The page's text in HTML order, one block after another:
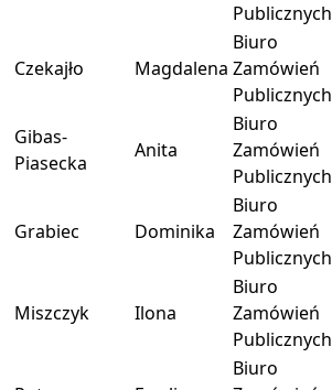
Publicznych
Czekajło Magdalena
Biuro
Zamówień
Publicznych
Gibas-
Piasecka
Anita
Biuro
Zamówień
Publicznych
Grabiec Dominika
Biuro
Zamówień
Publicznych
Miszczyk Ilona
Biuro
Zamówień
Publicznych
Biuro